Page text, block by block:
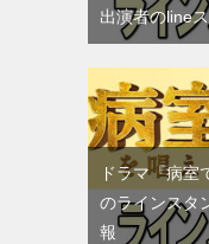
出演者のline
ドラマ『病室
のラインスタ
報